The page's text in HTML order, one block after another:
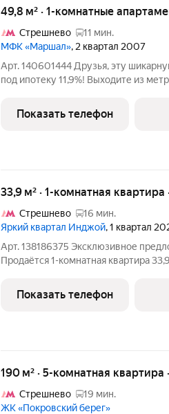
49,8 м² · 1-комнатные
Стрешнево
11 мин.
МФК «Маршал», 2 квартал 2007
Арт. 140601444 Друзья, эту
под ипотеку 11,9%! Выходите из
светом. Тихо. Уютно. Кухня-
заезжайте и
Показать телефон
33,9 м² · 1-комнатная квартира
Стрешнево
16 мин.
Яркий квартал Инджой, 1 квартал
Арт. 138186375 Эксклюзивное
Продаётся 1-комнатная квартира
Просторная 1-комнатная квартира
Показать телефон
190 м² · 5-комнатная квартира
Стрешнево
19 мин.
ЖК «Покровский берег»